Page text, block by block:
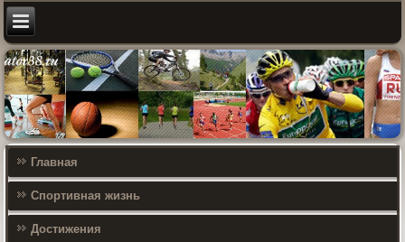
Главная
Спортивная жизнь
Достижения